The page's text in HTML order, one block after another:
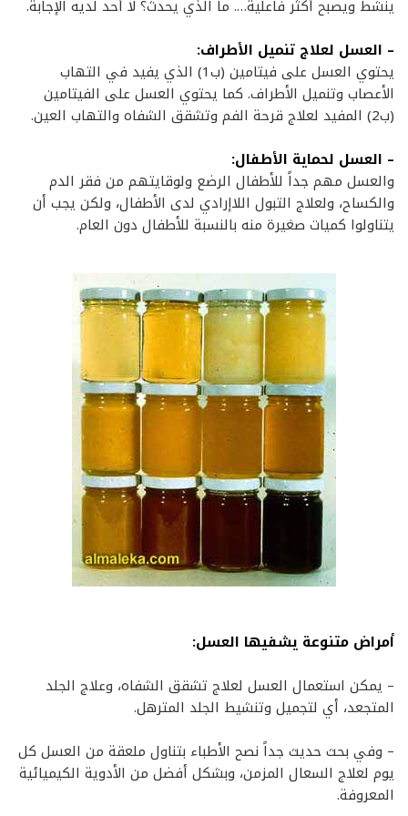
ينشط ويصبح أكثر فاعلية…. ما الذي يحدث؟ لا أحد لديه الإجابة.
– العسل لعلاج تنميل الأطراف:
يحتوي العسل على فيتامين (ب1) الذي يفيد في التهاب
الأعصاب وتنميل الأطراف. كما يحتوي العسل على الفيتامين
(ب2) المفيد لعلاج قرحة الفم وتشقق الشفاه والتهاب العين.
– العسل لحماية الأطفال:
والعسل مهم جداً للأطفال الرضع ولوقايتهم من فقر الدم
والكساح، ولعلاج التبول اللاإرادي لدى الأطفال، ولكن يجب أن
يتناولوا كميات صغيرة منه بالنسبة للأطفال دون العام.
أمراض متنوعة يشفيها العسل:
– يمكن استعمال العسل لعلاج تشقق الشفاه، وعلاج الجلد
المتجعد، أي لتجميل وتنشيط الجلد المترهل.
– وفي بحث حديث جداً نصح الأطباء بتناول ملعقة من العسل كل
يوم لعلاج السعال المزمن، وبشكل أفضل من الأدوية الكيميائية
المعروفة.